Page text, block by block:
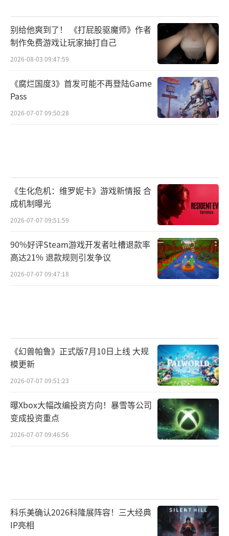
别给他爽到了！ 《打屁股驱魔师》作者
制作免费游戏让玩家抽打自己
2026-08-03 09:47:59
《腐烂国度3》首发可能不再登陆Game
Pass
2026-07-07 09:50:28
《生化危机：维罗妮卡》游戏新情报 合
成机制曝光
2026-07-07 09:51:59
90%好评Steam游戏开发者吐槽退款率
高达21% 退款规则引发争议
2026-07-07 09:47:18
《幻兽帕鲁》正式版7月10日上线 大规
模更新
2026-07-07 09:51:23
曝Xbox大幅改编投资方向！暴雪等公司
变成投资重点
2026-07-07 09:46:56
科乐美确认2026科隆展阵容！三大经典
IP亮相